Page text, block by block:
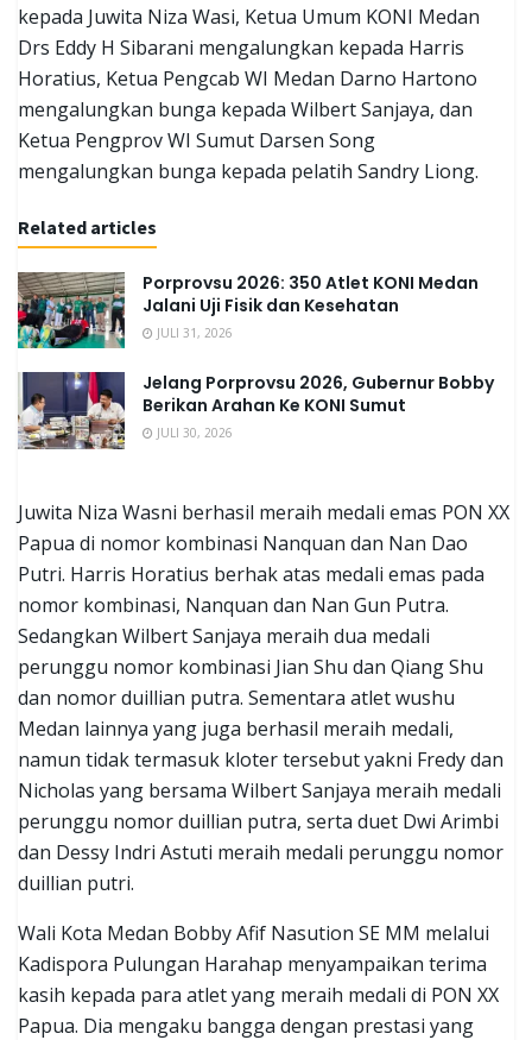
kepada Juwita Niza Wasi, Ketua Umum KONI Medan
Drs Eddy H Sibarani mengalungkan kepada Harris
Horatius, Ketua Pengcab WI Medan Darno Hartono
mengalungkan bunga kepada Wilbert Sanjaya, dan
Ketua Pengprov WI Sumut Darsen Song
mengalungkan bunga kepada pelatih Sandry Liong.
Related articles
Porprovsu 2026: 350 Atlet KONI Medan
Jalani Uji Fisik dan Kesehatan
JULI 31, 2026
Jelang Porprovsu 2026, Gubernur Bobby
Berikan Arahan Ke KONI Sumut
JULI 30, 2026
Juwita Niza Wasni berhasil meraih medali emas PON XX
Papua di nomor kombinasi Nanquan dan Nan Dao
Putri. Harris Horatius berhak atas medali emas pada
nomor kombinasi, Nanquan dan Nan Gun Putra.
Sedangkan Wilbert Sanjaya meraih dua medali
perunggu nomor kombinasi Jian Shu dan Qiang Shu
dan nomor duillian putra. Sementara atlet wushu
Medan lainnya yang juga berhasil meraih medali,
namun tidak termasuk kloter tersebut yakni Fredy dan
Nicholas yang bersama Wilbert Sanjaya meraih medali
perunggu nomor duillian putra, serta duet Dwi Arimbi
dan Dessy Indri Astuti meraih medali perunggu nomor
duillian putri.
Wali Kota Medan Bobby Afif Nasution SE MM melalui
Kadispora Pulungan Harahap menyampaikan terima
kasih kepada para atlet yang meraih medali di PON XX
Papua. Dia mengaku bangga dengan prestasi yang